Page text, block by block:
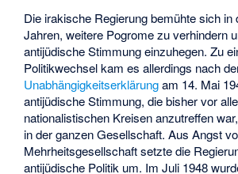
Die irakische Regierung bemühte sich in
Jahren, weitere Pogrome zu verhindern
antijüdische Stimmung einzuhegen. Zu
Politikwechsel kam es allerdings nach
Unabhängigkeitserklärungam 14. Mai
antijüdische Stimmung, die bisher vor
nationalistischen Kreisen anzutreffen
in der ganzen Gesellschaft. Aus Angst
Mehrheitsgesellschaft setzte die
antijüdische Politik um. Im Juli 1948